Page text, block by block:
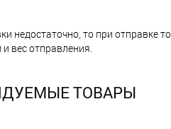
недостаточно, то при
вес отправления.
ТОВАРЫ